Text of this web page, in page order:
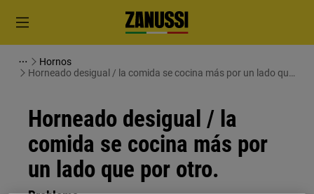
Hornos
Horneado desigual / la comida se cocina más por un lado que
Horneado desigual / la
comida se cocina más por
un lado que por otro.